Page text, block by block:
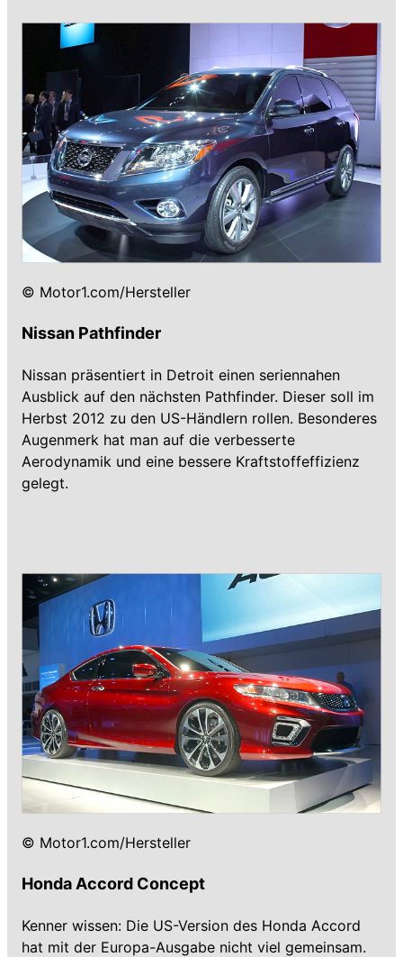
© Motor1.com/Hersteller
Nissan Pathfinder
Nissan präsentiert in Detroit einen seriennahen
Ausblick auf den nächsten Pathfinder. Dieser soll im
Herbst 2012 zu den US-Händlern rollen. Besonderes
Augenmerk hat man auf die verbesserte
Aerodynamik und eine bessere Kraftstoffeffizienz
gelegt.
© Motor1.com/Hersteller
Honda Accord Concept
Kenner wissen: Die US-Version des Honda Accord
hat mit der Europa-Ausgabe nicht viel gemeinsam.